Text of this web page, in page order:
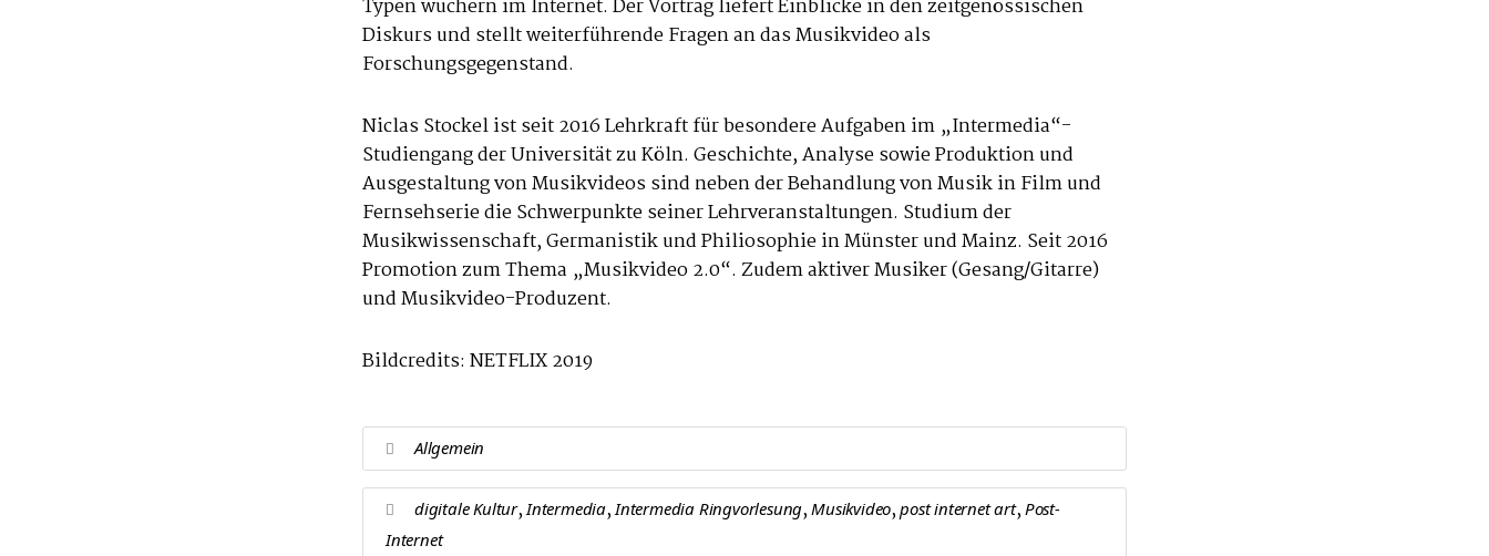
Typen wuchern im Internet. Der Vortrag liefert Einblicke in den zeitgenössischen
Diskurs und stellt weiterführende Fragen an das Musikvideo als
Forschungsgegenstand.
Niclas Stockel ist seit 2016 Lehrkraft für besondere Aufgaben im „Intermedia“-
Studiengang der Universität zu Köln. Geschichte, Analyse sowie Produktion und
Ausgestaltung von Musikvideos sind neben der Behandlung von Musik in Film und
Fernsehserie die Schwerpunkte seiner Lehrveranstaltungen. Studium der
Musikwissenschaft, Germanistik und Philiosophie in Münster und Mainz. Seit 2016
Promotion zum Thema „Musikvideo 2.0“. Zudem aktiver Musiker (Gesang/Gitarre)
und Musikvideo-Produzent.
Bildcredits: NETFLIX 2019
Allgemein
digitale Kultur,Intermedia,Intermedia Ringvorlesung,Musikvideo,post internet art, Post-
Internet